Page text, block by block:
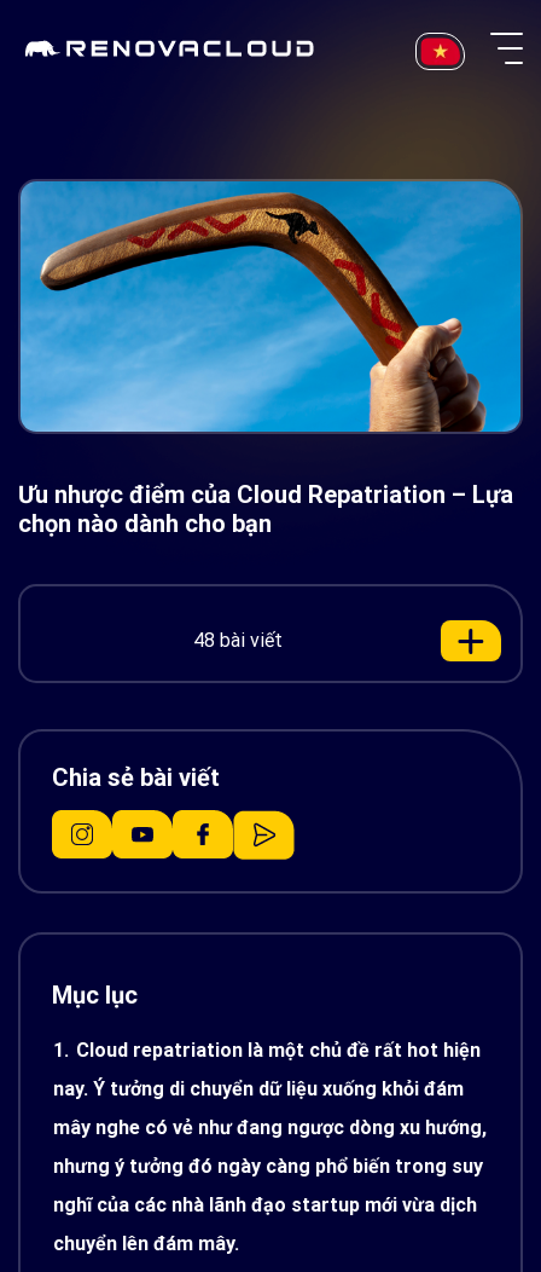
Ưu nhược điểm của Cloud Repatriation – Lựa
chọn nào dành cho bạn
48 bài viết
Chia sẻ bài viết
Mục lục
1. Cloud repatriation là một chủ đề rất hot hiện
nay. Ý tưởng di chuyển dữ liệu xuống khỏi đám
mây nghe có vẻ như đang ngược dòng xu hướng,
nhưng ý tưởng đó ngày càng phổ biến trong suy
nghĩ của các nhà lãnh đạo startup mới vừa dịch
chuyển lên đám mây.